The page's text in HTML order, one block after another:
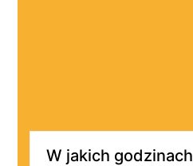
W jakich godzinach